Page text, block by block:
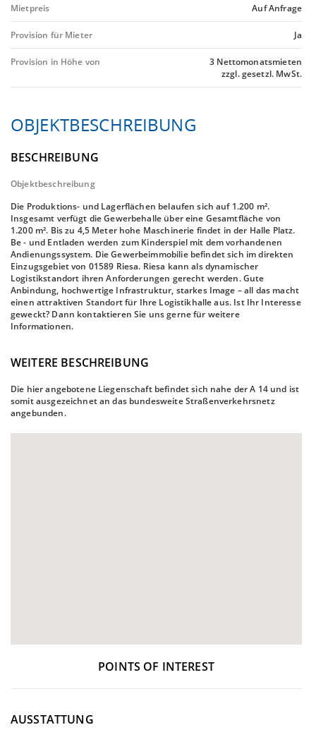
Mietpreis Auf Anfrage
Provision für Mieter Ja
Provision in Höhe von
3 Nettomonatsmieten
zzgl. gesetzl. MwSt.
OBJEKTBESCHREIBUNG
BESCHREIBUNG
Objektbeschreibung
Die Produktions- und Lagerflächen belaufen sich auf 1.200 m².
Insgesamt verfügt die Gewerbehalle über eine Gesamtfläche von
1.200 m². Bis zu 4,5 Meter hohe Maschinerie findet in der Halle Platz.
Be - und Entladen werden zum Kinderspiel mit dem vorhandenen
Andienungssystem. Die Gewerbeimmobilie befindet sich im direkten
Einzugsgebiet von 01589 Riesa. Riesa kann als dynamischer
Logistikstandort ihren Anforderungen gerecht werden. Gute
Anbindung, hochwertige Infrastruktur, starkes Image – all das macht
einen attraktiven Standort für Ihre Logistikhalle aus. Ist Ihr Interesse
geweckt? Dann kontaktieren Sie uns gerne für weitere
Informationen.
WEITERE BESCHREIBUNG
Die hier angebotene Liegenschaft befindet sich nahe der A 14 und ist
somit ausgezeichnet an das bundesweite Straßenverkehrsnetz
angebunden.
POINTS OF INTEREST
AUSSTATTUNG